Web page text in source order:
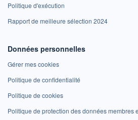
Politique d'exécution
Rapport de meilleure sélection 2024
Données personnelles
Gérer mes cookies
Politique de confidentialité
Politique de cookies
Politique de protection des données membres